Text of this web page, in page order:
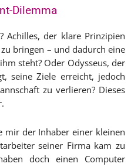
Dilemma
Achilles, der klare Prinzipien
bringen – und dadurch eine
steht? Oder Odysseus, der
seine Ziele erreicht, jedoch
zu verlieren? Dieses
mir der Inhaber einer kleinen
seiner Firma kam zu
doch einen Computer